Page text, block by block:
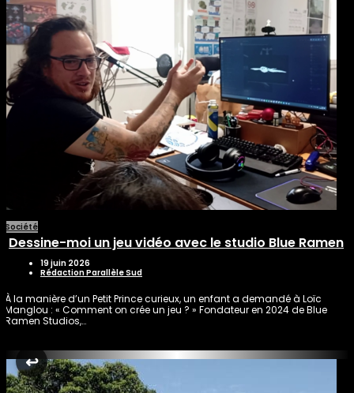
Société
Dessine-moi un jeu vidéo avec le studio Blue Ramen
19 juin 2026
Rédaction Parallèle Sud
À la manière d’un Petit Prince curieux, un enfant a demandé à Loïc
Manglou : « Comment on crée un jeu ? » Fondateur en 2024 de Blue
Ramen Studios,…
↩︎